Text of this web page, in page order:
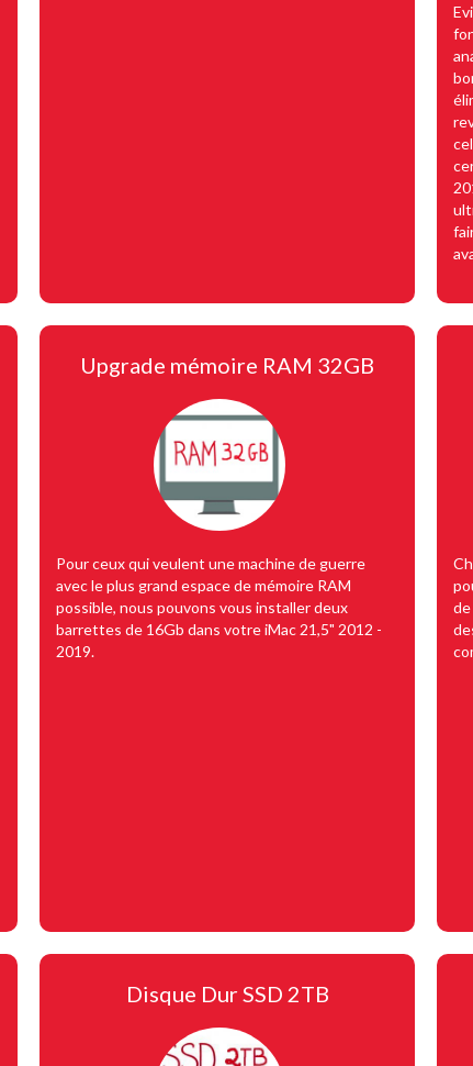
Upgrade mémoire RAM 32GB
Pour ceux qui veulent une machine de guerre
avec le plus grand espace de mémoire RAM
possible, nous pouvons vous installer deux
barrettes de 16Gb dans votre iMac 21,5" 2012 -
2019.
Disque Dur SSD 2TB